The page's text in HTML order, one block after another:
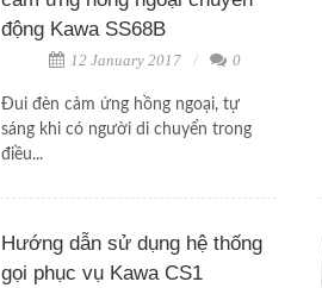
động Kawa SS68B
12 January 2017 0
Đui đèn cảm ứng hồng ngoại, tự
sáng khi có người di chuyển trong
điều...
Hướng dẫn sử dụng hệ thống
gọi phục vụ Kawa CS1